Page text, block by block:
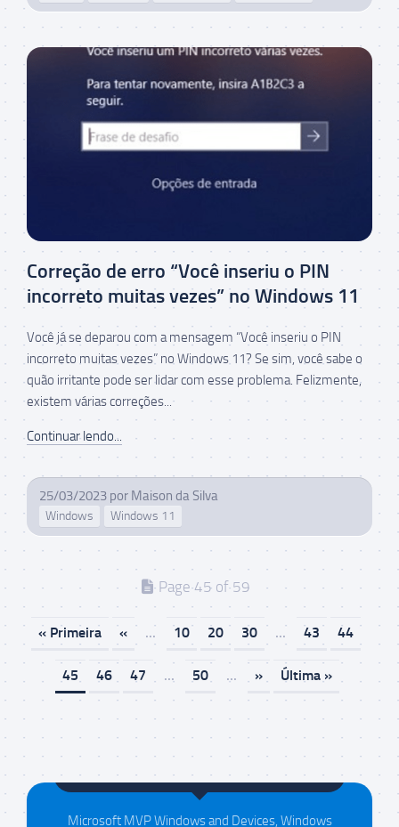
Correção de erro “Você inseriu o PIN
incorreto muitas vezes” no Windows 11
Você já se deparou com a mensagem “Você inseriu o PIN
incorreto muitas vezes” no Windows 11? Se sim, você sabe o
quão irritante pode ser lidar com esse problema. Felizmente,
existem várias correções...
Continuar lendo...
25/03/2023 por Maison da Silva
Windows Windows 11
Page 45 of 59
« Primeira « ... 10 20 30 ... 43 44
45 46 47 ... 50 ... » Última »
Maison da Silva
Microsoft MVP Windows and Devices, Windows